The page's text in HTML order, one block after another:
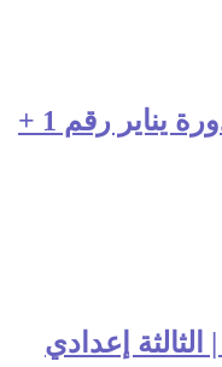
إمتحانات الفيزياء : محلي دورة يناير رقم 1 +
إعدادي